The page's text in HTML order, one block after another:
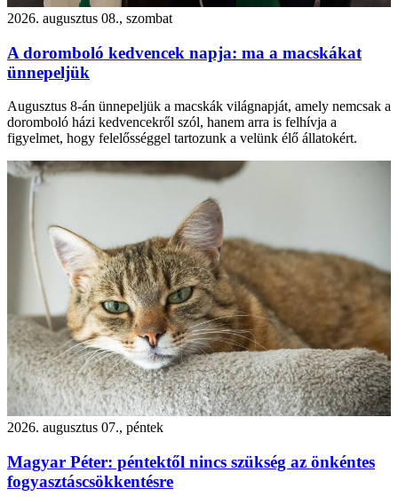
2026. augusztus 08., szombat
A doromboló kedvencek napja: ma a macskákat
ünnepeljük
Augusztus 8-án ünnepeljük a macskák világnapját, amely nemcsak a
doromboló házi kedvencekről szól, hanem arra is felhívja a
figyelmet, hogy felelősséggel tartozunk a velünk élő állatokért.
2026. augusztus 07., péntek
Magyar Péter: péntektől nincs szükség az önkéntes
fogyasztáscsökkentésre